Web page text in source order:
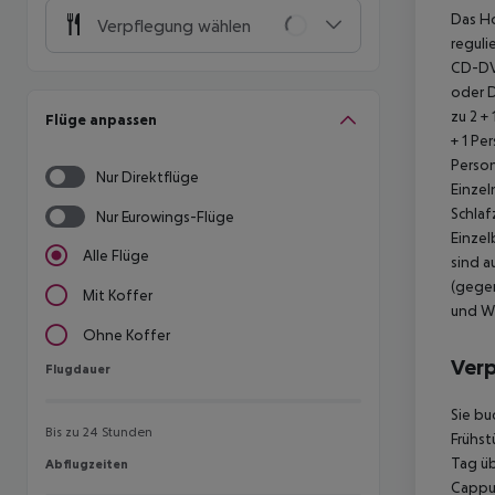
Verpflegung wählen
Flüge anpassen
Nur Direktflüge
Nur Eurowings-Flüge
Alle Flüge
Mit Koffer
Ohne Koffer
Flugdauer
Flugdauer
Bis zu 24 Stunden
Abflugzeiten
Abflugzeiten
Das
CD-
oder
zu 2
+ 1
sind
und
Sie
Tag